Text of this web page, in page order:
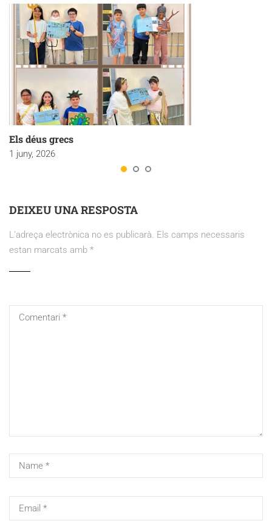
Els déus grecs
1 juny, 2026
DEIXEU UNA RESPOSTA
L'adreça electrònica no es publicarà. Els camps necessaris
estan marcats amb *